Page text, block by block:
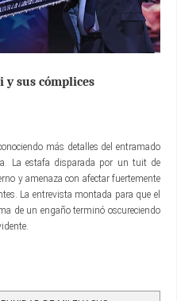
sus cómplices
más detalles del entramado
La estafa disparada por un tuit de
y amenaza con afectar fuertemente
La entrevista montada para que el
de un engaño terminó oscureciendo